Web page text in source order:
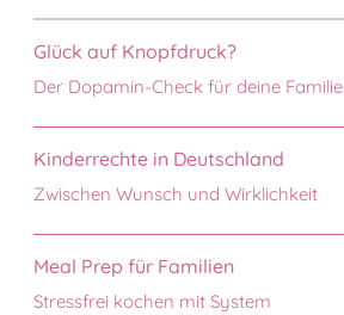
Glück auf Knopfdruck?
Der Dopamin-Check für deine Familie
Kinderrechte in Deutschland
Zwischen Wunsch und Wirklichkeit
Meal Prep für Familien
Stressfrei kochen mit System